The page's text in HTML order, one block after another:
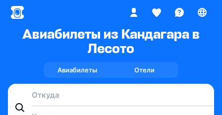
Авиабилеты из Кандагара в
Лесото
Авиабилеты Отели